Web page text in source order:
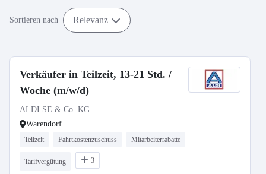
Sortieren nach Relevanz
Verkäufer in Teilzeit, 13-21 Std. /
Woche (m/w/d)
ALDI SE & Co. KG
Warendorf
Teilzeit Fahrtkostenzuschuss Mitarbeiterrabatte
Tarifvergütung 3